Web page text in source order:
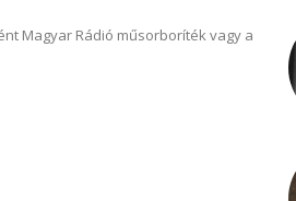
Magyar Rádió műsorboríték vagy a